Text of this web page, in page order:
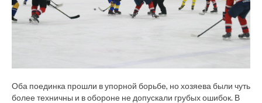
Оба поединка прошли в упорной борьбе, но хозяева были чуть
более техничны и в обороне не допускали грубых ошибок. В